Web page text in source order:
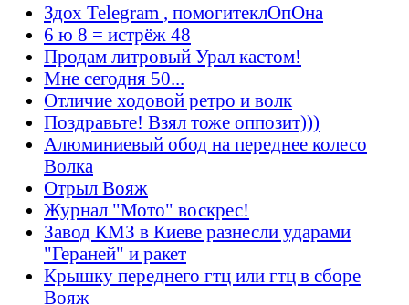
Здох Telegram , помогитеклОпОна
6 ю 8 = истрёж 48
Продам литровый Урал кастом!
Мне сегодня 50...
Отличие ходовой ретро и волк
Поздравьте! Взял тоже оппозит)))
Алюминиевый обод на переднее колесо
Волка
Отрыл Вояж
Журнал "Мото" воскрес!
Завод КМЗ в Киеве разнесли ударами
"Гераней" и ракет
Крышку переднего гтц или гтц в сборе
Вояж